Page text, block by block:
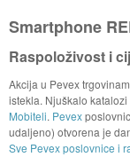
Smartphone
Raspoloživost i
Akcija u Pevex
istekla. Njuškalo
Mobiteli. Pevex
udaljeno) otvorena je
Sve Pevex poslovnice i